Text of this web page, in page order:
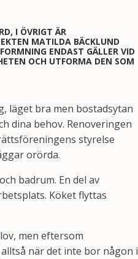
I ÖVRIGT ÄR
MATILDA BÄCKLUND
ENDAST GÄLLER VID
OCH UTFORMA DEN SOM
läget bra men bostadsytan
dina behov. Renoveringen
styrelse
orörda.
badrum. En del av
Köket flyttas
men eftersom
när det inte bor någon i